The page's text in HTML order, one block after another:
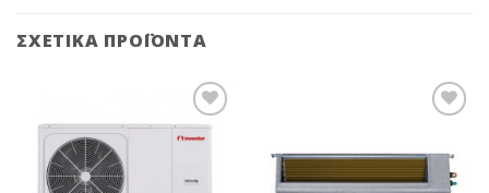
ΣΧΕΤΙΚΆ ΠΡΟΪΌΝΤΑ
Add to
Add to